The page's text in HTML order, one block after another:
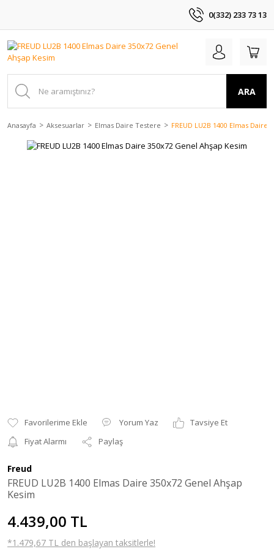
0(332) 233 73 13
ARA
Anasayfa Aksesuarlar Elmas Daire Testere FREUD LU2B 1400 Elmas Daire
Yorum Yaz
Tavsiye Et
Fiyat Alarmı
Paylaş
Freud
FREUD LU2B 1400 Elmas Daire 350x72 Genel Ahşap
Kesim
4.439,00 TL
*1.479,67 TL den başlayan taksitlerle!